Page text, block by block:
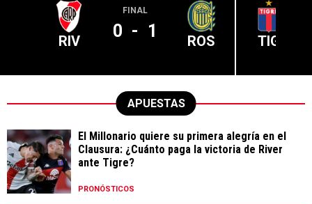
RIV
FINAL
0 - 1 ROS TIG
APUESTAS
El Millonario quiere su primera alegría en el
Clausura: ¿Cuánto paga la victoria de River
ante Tigre?
PRONÓSTICOS